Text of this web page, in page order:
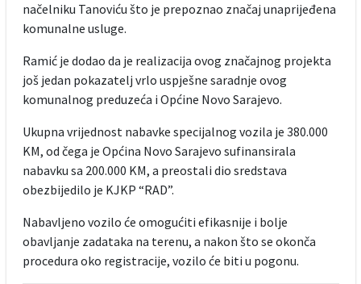
načelniku Tanoviću što je prepoznao značaj unaprijeđena
komunalne usluge.
Ramić je dodao da je realizacija ovog značajnog projekta
još jedan pokazatelj vrlo uspješne saradnje ovog
komunalnog preduzeća i Općine Novo Sarajevo.
Ukupna vrijednost nabavke specijalnog vozila je 380.000
KM, od čega je Općina Novo Sarajevo sufinansirala
nabavku sa 200.000 KM, a preostali dio sredstava
obezbijedilo je KJKP “RAD”.
Nabavljeno vozilo će omogućiti efikasnije i bolje
obavljanje zadataka na terenu, a nakon što se okonča
procedura oko registracije, vozilo će biti u pogonu.